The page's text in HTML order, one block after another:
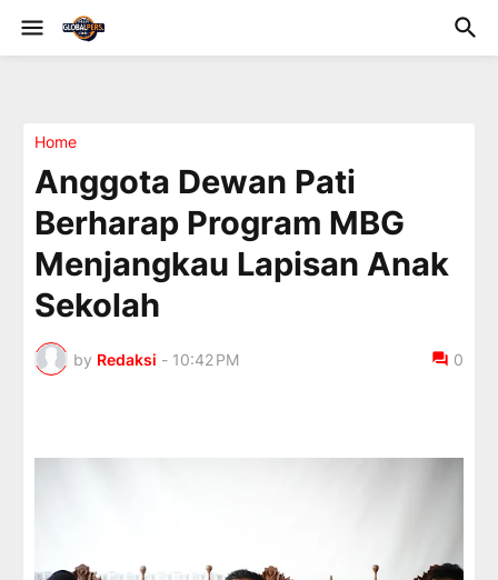
Home
Anggota Dewan Pati
Berharap Program MBG
Menjangkau Lapisan Anak
Sekolah
by Redaksi - 10:42 PM 0